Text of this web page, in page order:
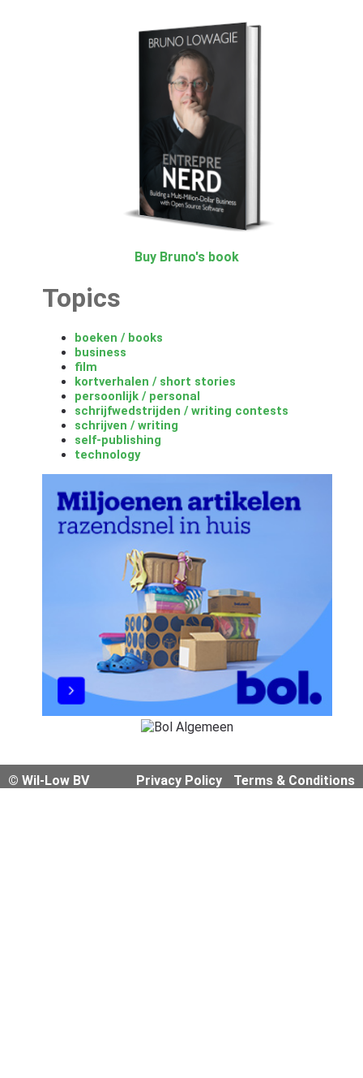
Buy Bruno's book
Topics
boeken / books
business
film
kortverhalen / short stories
persoonlijk / personal
schrijfwedstrijden / writing contests
schrijven / writing
self-publishing
technology
© Wil-Low BV Privacy Policy Terms & Conditions